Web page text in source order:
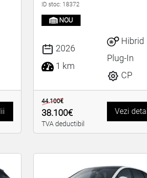
ID stoc: 18372
NOU
2026
1 km
Hibrid
Plug-In
CP
44.100€
38.100€
TVA deductibil
Vezi